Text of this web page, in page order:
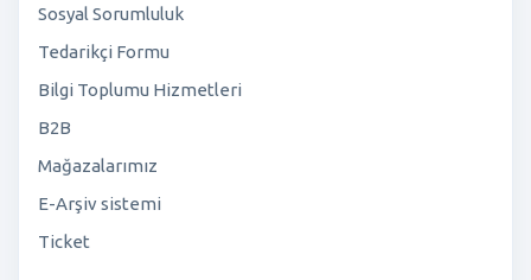
Sosyal Sorumluluk
Tedarikçi Formu
Bilgi Toplumu Hizmetleri
B2B
Mağazalarımız
E-Arşiv sistemi
Ticket